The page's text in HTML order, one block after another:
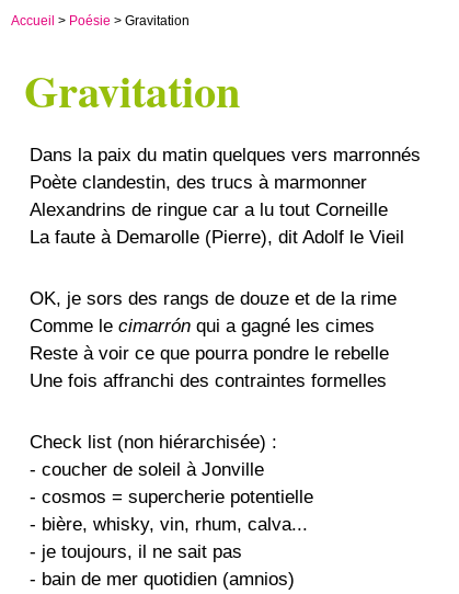
Accueil > Poésie > Gravitation
Gravitation
Dans la paix du matin quelques vers marronnés
Poète clandestin, des trucs à marmonner
Alexandrins de ringue car a lu tout Corneille
La faute à Demarolle (Pierre), dit Adolf le Vieil
OK, je sors des rangs de douze et de la rime
Comme lecimarrón qui a gagné les cimes
Reste à voir ce que pourra pondre le rebelle
Une fois affranchi des contraintes formelles
Check list (non hiérarchisée) :
- coucher de soleil à Jonville
- cosmos = supercherie potentielle
- bière, whisky, vin, rhum, calva...
- je toujours, il ne sait pas
- bain de mer quotidien (amnios)